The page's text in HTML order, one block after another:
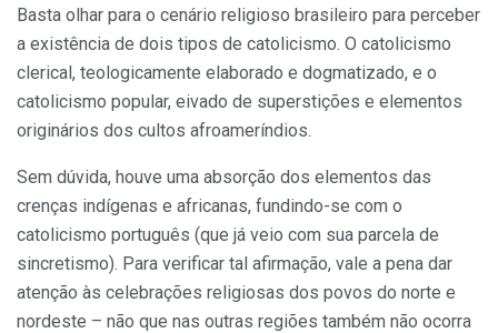
Basta olhar para o cenário religioso brasileiro para perceber
a existência de dois tipos de catolicismo. O catolicismo
clerical, teologicamente elaborado e dogmatizado, e o
catolicismo popular, eivado de superstições e elementos
originários dos cultos afroameríndios.
Sem dúvida, houve uma absorção dos elementos das
crenças indígenas e africanas, fundindo-se com o
catolicismo português (que já veio com sua parcela de
sincretismo). Para verificar tal afirmação, vale a pena dar
atenção às celebrações religiosas dos povos do norte e
nordeste – não que nas outras regiões também não ocorra